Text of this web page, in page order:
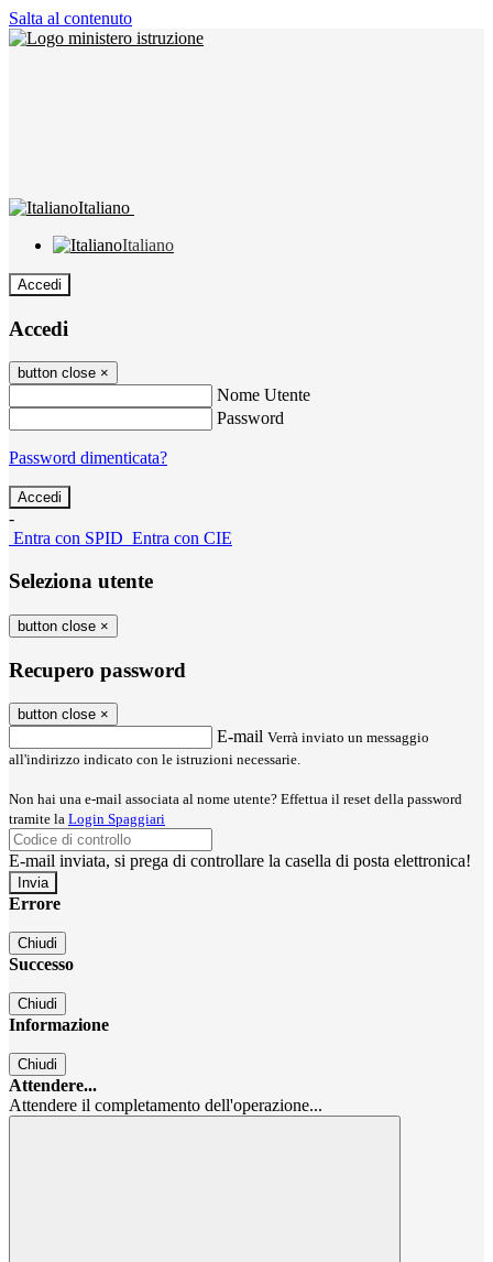
Salta al contenuto
Italiano
Italiano
Accedi
Accedi
button close ×
Nome Utente
Password
Password dimenticata?
-
Entra con SPID Entra con CIE
Seleziona utente
button close ×
Recupero password
button close ×
E-mail Verrà inviato un messaggio
all'indirizzo indicato con le istruzioni necessarie.
Non hai una e-mail associata al nome utente? Effettua il reset della password
tramite la Login Spaggiari
E-mail inviata, si prega di controllare la casella di posta elettronica!
Errore
Chiudi
Successo
Chiudi
Informazione
Chiudi
Attendere...
Attendere il completamento dell'operazione...